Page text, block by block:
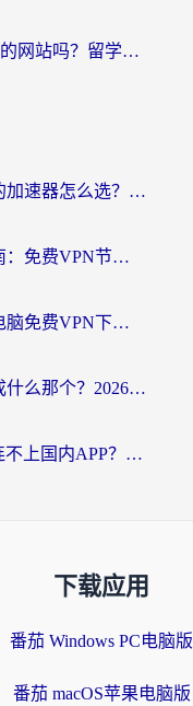
海外可以看cctv的网站吗？留学生亲测有效的回国追剧方案
国外翻回国内的加速器怎么选？海外党亲测实用指南，告别地域限制
海外党避坑指南：免费VPN节点真的靠谱吗？教你选对回国加速器无缝访问国内资源
海外党必看：电脑免费VPN下载指南+回国加速器选择全攻略，告别地区限制
归雁加速器改成什么那个？2026海外党回国加速全攻略：告别地区限制，轻松刷剧玩游戏
海外MacBook连不上国内APP？选对回国VPN，告别地区限制的烦恼
下载应用
番茄 Windows PC电脑版
番茄 macOS苹果电脑版